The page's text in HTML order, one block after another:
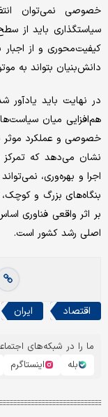
خصوصی نمی‌توان
سیاستگذاری باید از
کیفیت‌محوری و از اجبار
دانش‌بنیان بتواند به
در نهایت باید یادآور
هم‌افزایی میان
خصوصی و عملکرد موثر
نشان می‌دهد که
اجرا و بهره‌وری،
بنگاه‌های بزرگ و
بر اثر واقعی فناوری
اصلی رشد کشور است.
اقتصاد ایران
ما را در شبکه‌های
بله
اینستاگرم